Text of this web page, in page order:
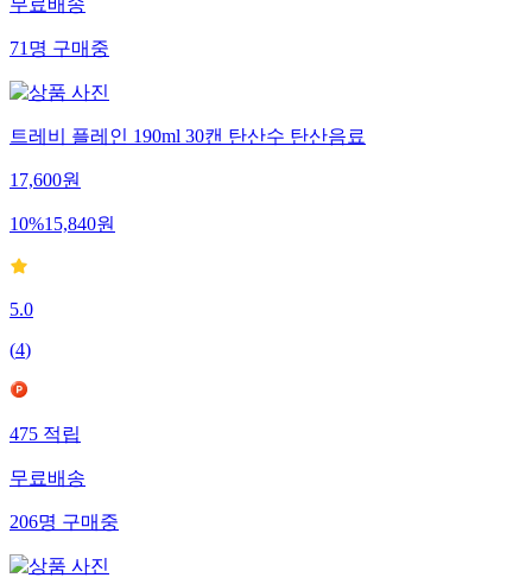
무료배송
71명구매중
트레비 플레인 190ml 30캔 탄산수 탄산음료
17,600원
10%15,840원
5.0
(4)
475적립
무료배송
206명구매중